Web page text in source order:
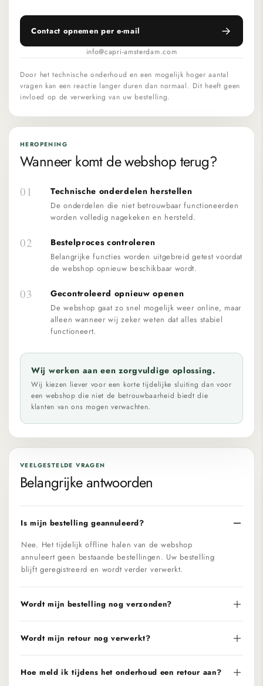
Contact opnemen per e-mail
info@capri-amsterdam.com
Door het technische onderhoud en een mogelijk hoger aantal
vragen kan een reactie langer duren dan normaal. Dit heeft geen
invloed op de verwerking van uw bestelling.
HEROPENING
Wanneer komt de webshop terug?
01 Technische onderdelen herstellen
De onderdelen die niet betrouwbaar functioneerden
worden volledig nagekeken en hersteld.
02 Bestelproces controleren
Belangrijke functies worden uitgebreid getest voordat
de webshop opnieuw beschikbaar wordt.
03 Gecontroleerd opnieuw openen
De webshop gaat zo snel mogelijk weer online, maar
alleen wanneer wij zeker weten dat alles stabiel
functioneert.
Wij werken aan een zorgvuldige oplossing.
Wij kiezen liever voor een korte tijdelijke sluiting dan voor
een webshop die niet de betrouwbaarheid biedt die
klanten van ons mogen verwachten.
VEELGESTELDE VRAGEN
Belangrijke antwoorden
Is mijn bestelling geannuleerd?
Nee. Het tijdelijk offline halen van de webshop
annuleert geen bestaande bestellingen. Uw bestelling
blijft geregistreerd en wordt verder verwerkt.
Wordt mijn bestelling nog verzonden?
Wordt mijn retour nog verwerkt?
Hoe meld ik tijdens het onderhoud een retour aan?